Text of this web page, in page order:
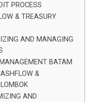
PROCESS
& TREASURY
AND MANAGING
BATAM
&
AND